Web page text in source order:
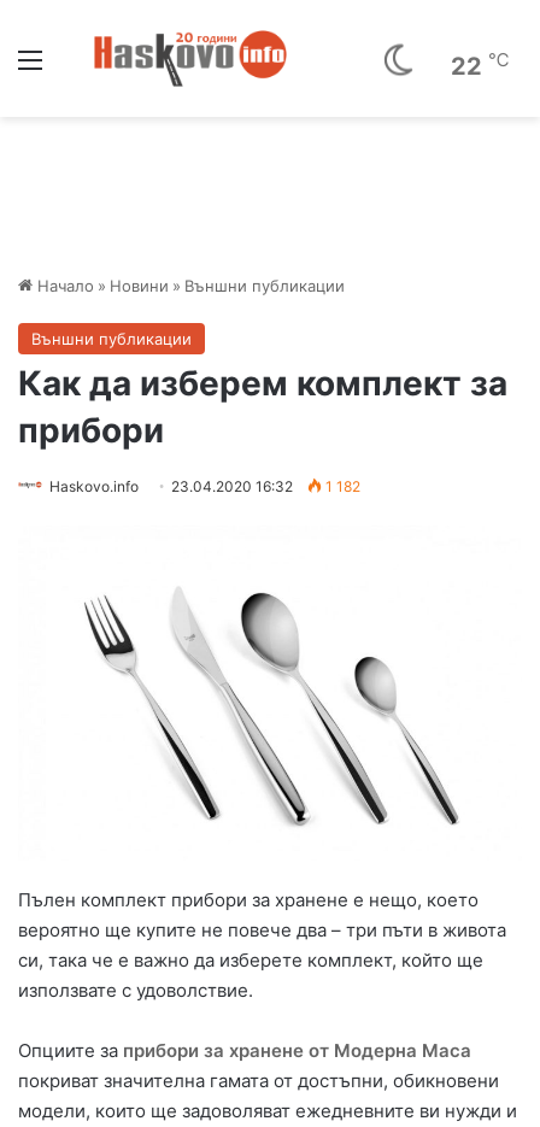
22 ℃
Начало » Новини » Външни публикации
Външни публикации
Как да изберем комплект за
прибори
Haskovo.info 23.04.2020 16:32 1 182
Пълен комплект прибори за хранене е нещо, което
вероятно ще купите не повече два – три пъти в живота
си, така че е важно да изберете комплект, който ще
използвате с удоволствие.
Опциите за прибори за хранене от Модерна Маса
покриват значителна гамата от достъпни, обикновени
модели, които ще задоволяват ежедневните ви нужди и